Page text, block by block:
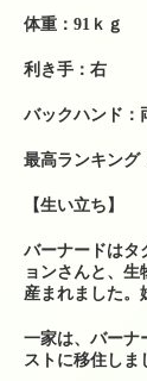
体重：91ｋｇ
利き手：右
バックハンド：
最高ランキング
【生い立ち】
バーナードはタ
ョンさんと、
産まれました。
一家は、バーナ
ストに移住しま
中古硬式テ
ラケット購
硬式ナチュ
硬式ナイロ
硬式ポリガ
ソフトテニ
シューズ